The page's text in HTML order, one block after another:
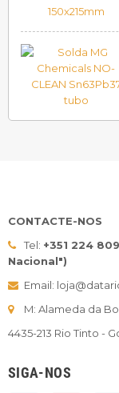
CONTACTE-NOS
Tel: +351 224
Nacional")
Email:
M: Alameda da
4435-213 Rio Tinto -
SIGA-NOS